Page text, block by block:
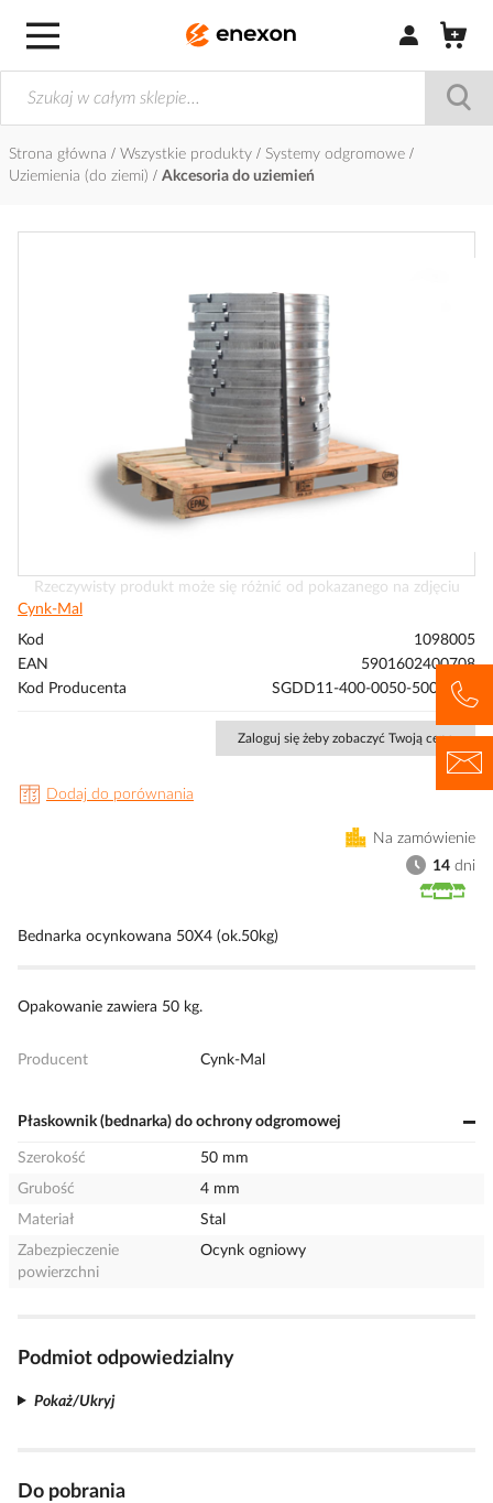
Zaloguj się /
Strona główna Wszystkie produkty
Systemy odgromowe
Uziemienia (do ziemi)
Akcesoria do uziemień
Przejdź
na
początek
Rzeczywisty produkt może się różnić od pokazanego na zdjęciu
Cynk-Mal
Kod
1098005
EAN
5901602400708
Kod Producenta
SGDD11-400-0050-500-50-1
Zaloguj się żeby zobaczyć Twoją cenę
Dodaj do porównania
Na zamówienie
14 dni
Bednarka ocynkowana 50X4 (ok.50kg)
Opakowanie zawiera 50 kg.
Producent Cynk-Mal
Płaskownik (bednarka) do ochrony odgromowej
Szerokość
50 mm
Grubość
4 mm
Materiał
Stal
Zabezpieczenie
powierzchni
Ocynk ogniowy
Podmiot odpowiedzialny
Pokaż/Ukryj
Do pobrania